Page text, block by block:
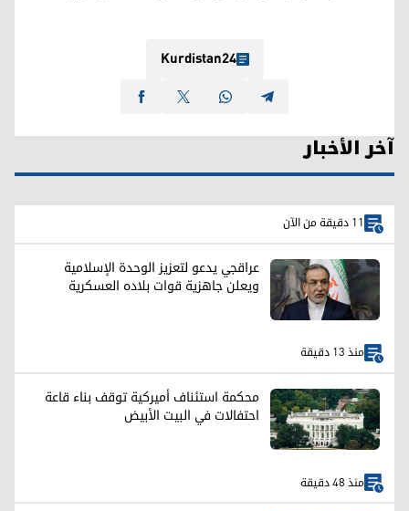
Kurdistan24
آخر الأخبار
11 دقيقة من الآن
عراقجي يدعو لتعزيز الوحدة الإسلامية
ويعلن جاهزية قوات بلاده العسكرية
منذ 13 دقيقة
محكمة استئناف أميركية توقف بناء قاعة
احتفالات في البيت الأبيض
منذ 48 دقيقة